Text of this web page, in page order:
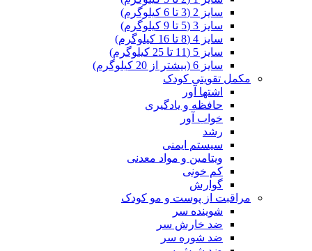
سایز 2 (3 تا 6 کیلوگرم)
سایز 3 (5 تا 9 کیلوگرم)
سایز 4 (8 تا 16 کیلوگرم)
سایز 5 (11 تا 25 کیلوگرم)
سایز 6 (بیشتر از 20 کیلوگرم)
مکمل تقویتی کودک
اشتها آور
حافظه و یادگیری
خواب آور
رشد
سیستم ایمنی
ویتامین و مواد معدنی
کم خونی
گوارش
مراقبت از پوست و مو کودک
شوینده سر
ضد خارش سر
ضد شوره سر